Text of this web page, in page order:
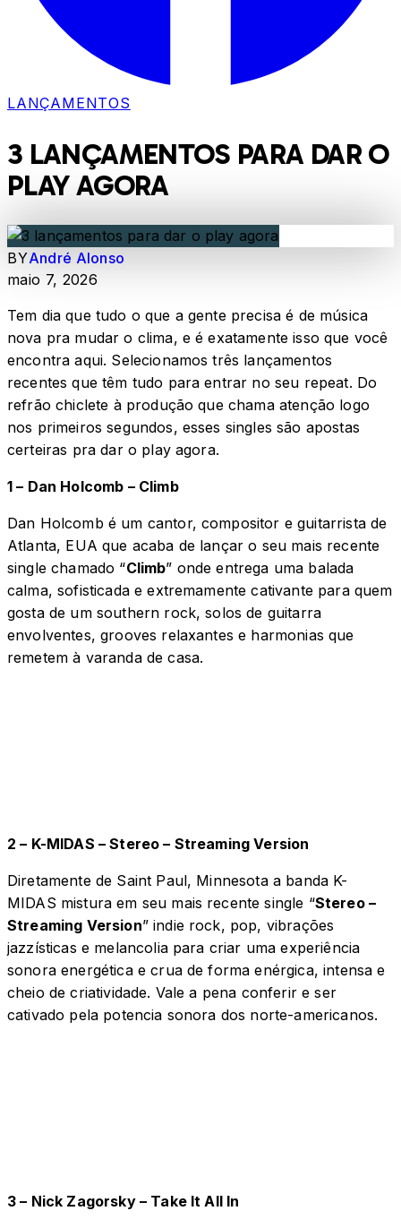
LANÇAMENTOS
3 LANÇAMENTOS PARA DAR O
PLAY AGORA
BYAndré Alonso
maio 7, 2026
Tem dia que tudo o que a gente precisa é de música
nova pra mudar o clima, e é exatamente isso que você
encontra aqui. Selecionamos três lançamentos
recentes que têm tudo para entrar no seu repeat. Do
refrão chiclete à produção que chama atenção logo
nos primeiros segundos, esses singles são apostas
certeiras pra dar o play agora.
1 – Dan Holcomb – Climb
Dan Holcomb é um cantor, compositor e guitarrista de
Atlanta, EUA que acaba de lançar o seu mais recente
single chamado “Climb” onde entrega uma balada
calma, sofisticada e extremamente cativante para quem
gosta de um southern rock, solos de guitarra
envolventes, grooves relaxantes e harmonias que
remetem à varanda de casa.
2 – K-MIDAS – Stereo – Streaming Version
Diretamente de Saint Paul, Minnesota a banda K-
MIDAS mistura em seu mais recente single “Stereo –
Streaming Version” indie rock, pop, vibrações
jazzísticas e melancolia para criar uma experiência
sonora energética e crua de forma enérgica, intensa e
cheio de criatividade. Vale a pena conferir e ser
cativado pela potencia sonora dos norte-americanos.
3 – Nick Zagorsky – Take It All In